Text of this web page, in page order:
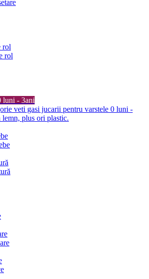
rol
rol
luni - 3ani
veti gasi jucarii pentru varstele 0 luni -
plus ori plastic.